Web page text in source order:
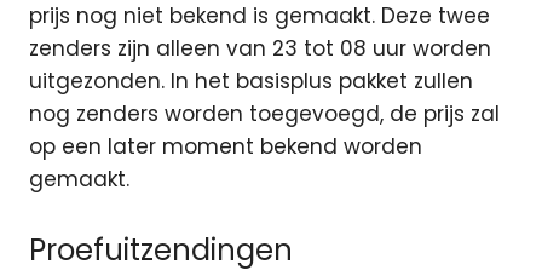
prijs nog niet bekend is gemaakt. Deze twee
zenders zijn alleen van 23 tot 08 uur worden
uitgezonden. In het basisplus pakket zullen
nog zenders worden toegevoegd, de prijs zal
op een later moment bekend worden
gemaakt.
Proefuitzendingen